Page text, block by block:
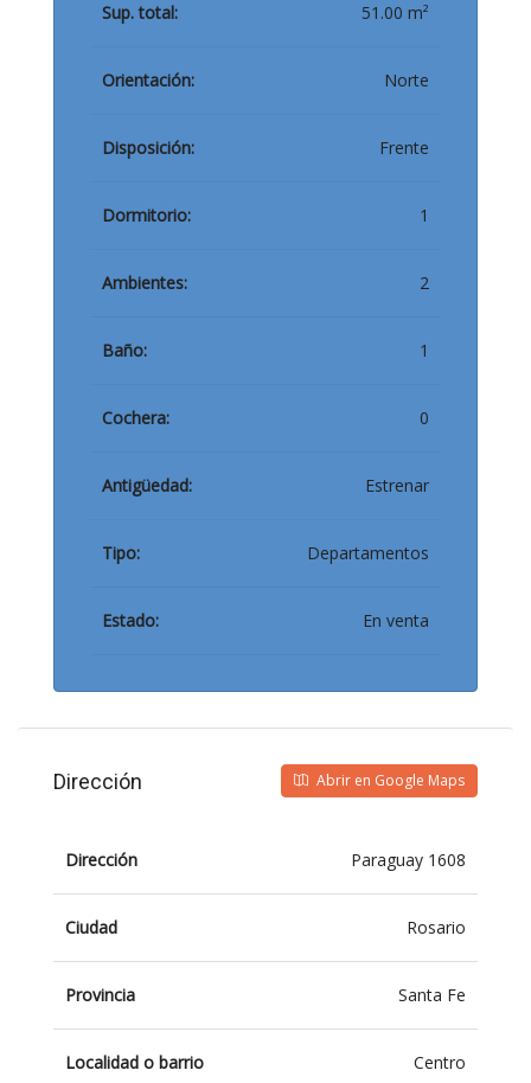
Sup. total: 51.00 m²
Orientación: Norte
Disposición: Frente
Dormitorio: 1
Ambientes: 2
Baño: 1
Cochera: 0
Antigüedad: Estrenar
Tipo: Departamentos
Estado: En venta
Dirección Abrir en Google Maps
Dirección Paraguay 1608
Ciudad Rosario
Provincia Santa Fe
Localidad o barrio Centro